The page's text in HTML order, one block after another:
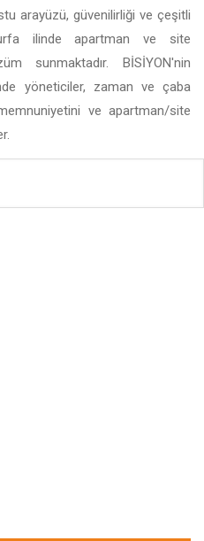
arayüzü, güvenilirliği ve çeşitli
ilinde apartman ve site
sunmaktadır. BİSİYON'nin
yöneticiler, zaman ve çaba
ve apartman/site